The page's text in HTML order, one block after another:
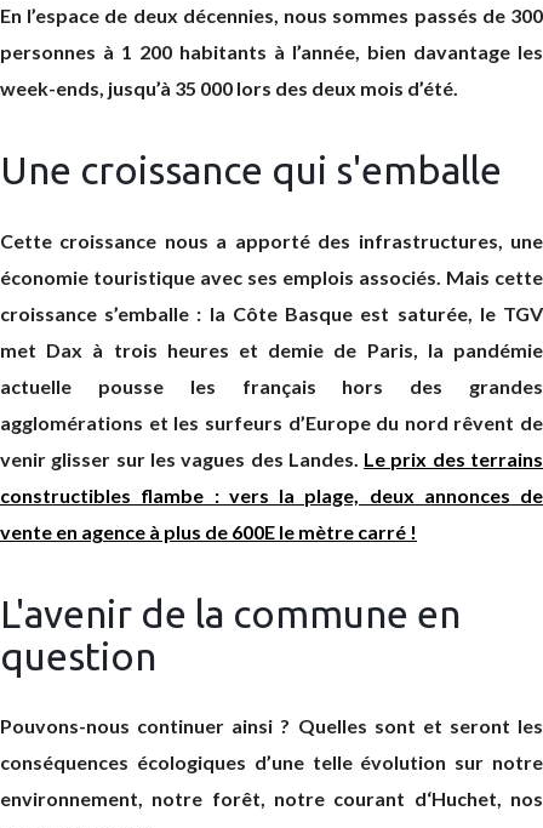
En l’espace de deux décennies, nous sommes passés de 300
personnes à 1 200 habitants à l’année, bien davantage les
week-ends, jusqu’à 35 000 lors des deux mois d’été.
Une croissance qui s'emballe
Cette croissance nous a apporté des infrastructures, une
économie touristique avec ses emplois associés. Mais cette
croissance s’emballe : la Côte Basque est saturée, le TGV
met Dax à trois heures et demie de Paris, la pandémie
actuelle pousse les français hors des grandes
agglomérations et les surfeurs d’Europe du nord rêvent de
venir glisser sur les vagues des Landes. Le prix des terrains
constructibles flambe : vers la plage, deux annonces de
vente en agence à plus de 600E le mètre carré !
L'avenir de la commune en
question
Pouvons-nous continuer ainsi ? Quelles sont et seront les
conséquences écologiques d’une telle évolution sur notre
environnement, notre forêt, notre courant d‘Huchet, nos